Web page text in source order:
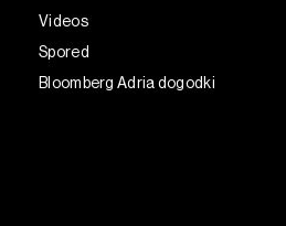
Videos
Spored
Bloomberg Adria dogodki